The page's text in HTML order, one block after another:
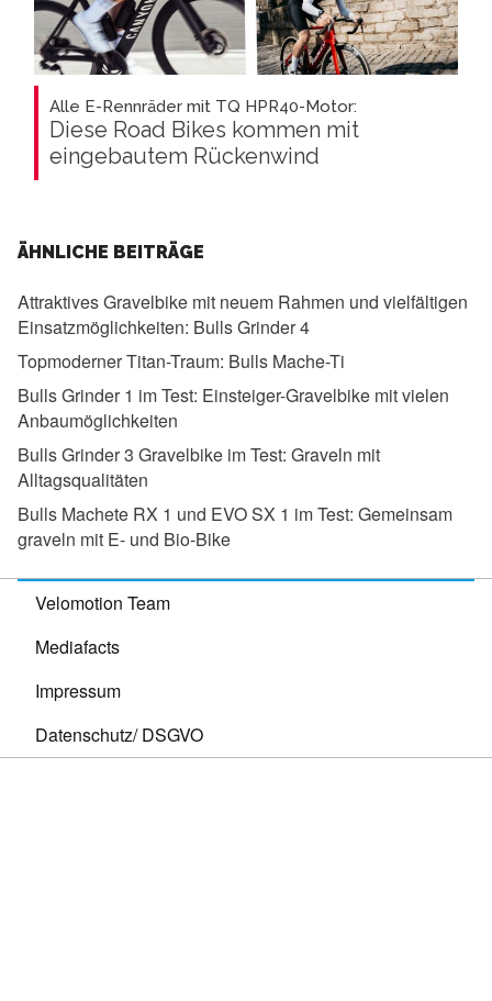
Alle E-Rennräder mit TQ HPR40-Motor:
Diese Road Bikes kommen mit
eingebautem Rückenwind
ÄHNLICHE BEITRÄGE
Attraktives Gravelbike mit neuem Rahmen und vielfältigen
Einsatzmöglichkeiten: Bulls Grinder 4
Topmoderner Titan-Traum: Bulls Mache-Ti
Bulls Grinder 1 im Test: Einsteiger-Gravelbike mit vielen
Anbaumöglichkeiten
Bulls Grinder 3 Gravelbike im Test: Graveln mit
Alltagsqualitäten
Bulls Machete RX 1 und EVO SX 1 im Test: Gemeinsam
graveln mit E- und Bio-Bike
Velomotion Team
Mediafacts
Impressum
Datenschutz/ DSGVO